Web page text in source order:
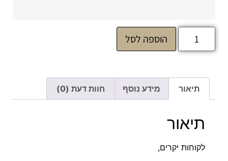
הוספה לסל
תיאור מידע נוסף חוות דעת (0)
תיאור
לקוחות יקרים,